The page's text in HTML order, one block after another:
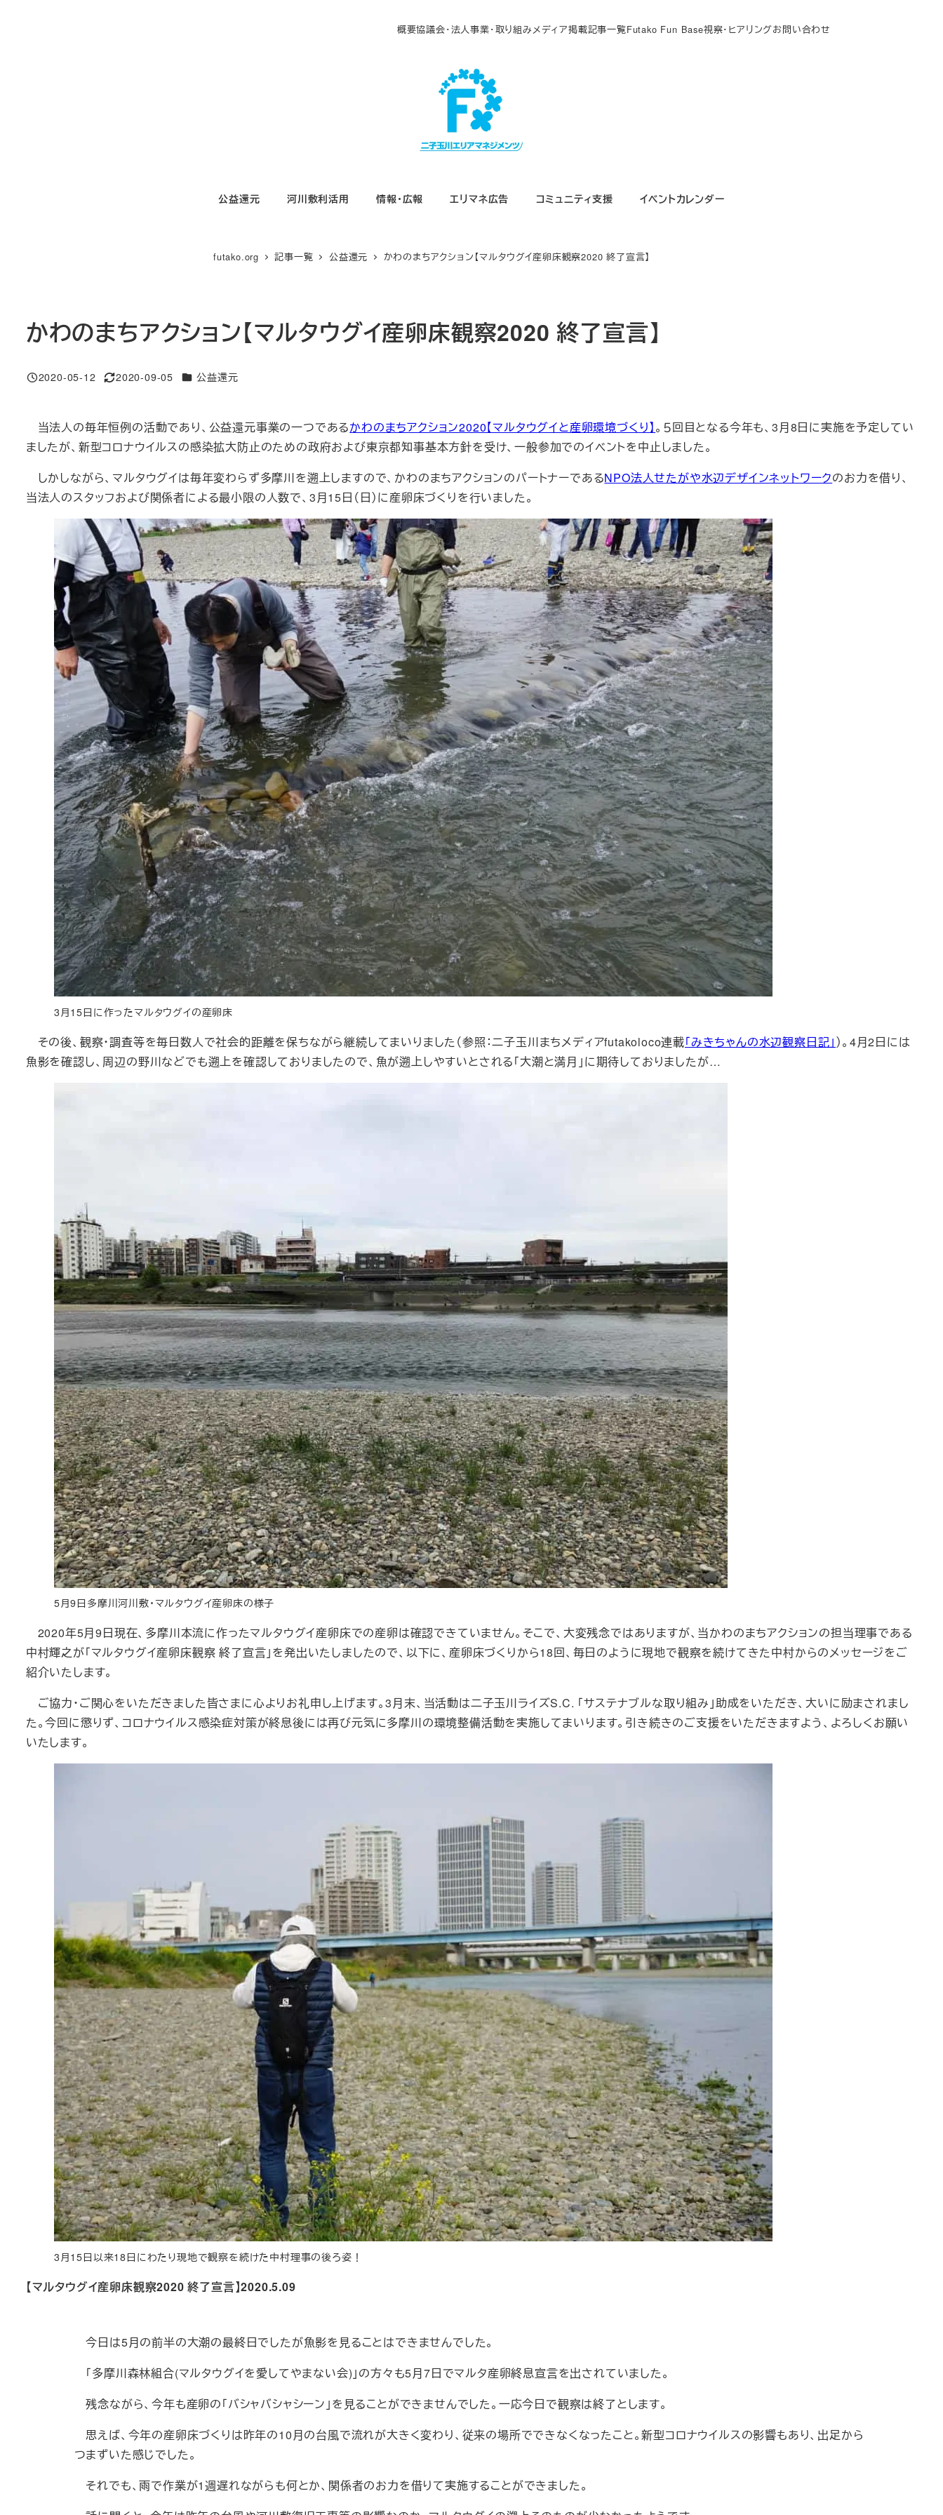
概要協議会・法人事業・取り組みメディア掲載記事一覧Futako Fun Base視察・ヒアリングお問い合わせ
公益還元 河川敷利活用 情報・広報 エリマネ広告 コミュニティ支援 イベントカレンダー
futako.org 記事一覧 公益還元 かわのまちアクション【マルタウグイ産卵床観察2020 終了宣言】
かわのまちアクション【マルタウグイ産卵床観察2020 終了宣言】
投稿日
2020-05-12
更新日
2020-09-05 カテゴリー
公益還元
当法人の毎年恒例の活動であり、公益還元事業の一つであるかわのまちアクション2020【マルタウグイと産卵環境づくり】。５回目となる今年も、3月8日に実施を予定してい
ましたが、新型コロナウイルスの感染拡大防止のための政府および東京都知事基本方針を受け、一般参加でのイベントを中止しました。
しかしながら、マルタウグイは毎年変わらず多摩川を遡上しますので、かわのまちアクションのパートナーであるNPO法人せたがや水辺デザインネットワークのお力を借り、
当法人のスタッフおよび関係者による最小限の人数で、3月15日（日）に産卵床づくりを行いました。
3月15日に作ったマルタウグイの産卵床
その後、観察・調査等を毎日数人で社会的距離を保ちながら継続してまいりました（参照：二子玉川まちメディアfutakoloco連載「みきちゃんの水辺観察日記」）。4月2日には
魚影を確認し、周辺の野川などでも遡上を確認しておりましたので、魚が遡上しやすいとされる「大潮と満月」に期待しておりましたが…
5月9日多摩川河川敷・マルタウグイ産卵床の様子
2020年5月9日現在、多摩川本流に作ったマルタウグイ産卵床での産卵は確認できていません。そこで、大変残念ではありますが、当かわのまちアクションの担当理事である
中村輝之が「マルタウグイ産卵床観察 終了宣言」を発出いたしましたので、以下に、産卵床づくりから18回、毎日のように現地で観察を続けてきた中村からのメッセージをご
紹介いたします。
ご協力・ご関心をいただきました皆さまに心よりお礼申し上げます。3月末、当活動は二子玉川ライズS.C. 「サステナブルな取り組み」助成をいただき、大いに励まされまし
た。今回に懲りず、コロナウイルス感染症対策が終息後には再び元気に多摩川の環境整備活動を実施してまいります。引き続きのご支援をいただきますよう、よろしくお願い
いたします。
3月15日以来18日にわたり現地で観察を続けた中村理事の後ろ姿！
【マルタウグイ産卵床観察2020 終了宣言】2020.5.09
今日は5月の前半の大潮の最終日でしたが魚影を見ることはできませんでした。
「多摩川森林組合(マルタウグイを愛してやまない会)」の方々も5月7日でマルタ産卵終息宣言を出されていました。
残念ながら、今年も産卵の「バシャバシャシーン」を見ることができませんでした。一応今日で観察は終了とします。
思えば、今年の産卵床づくりは昨年の10月の台風で流れが大きく変わり、従来の場所でできなくなったこと。新型コロナウイルスの影響もあり、出足から
つまずいた感じでした。
それでも、雨で作業が1週遅れながらも何とか、関係者のお力を借りて実施することができました。